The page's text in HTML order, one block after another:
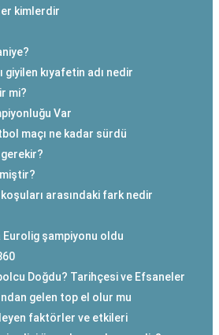
kimlerdir
giyilen kıyafetin adı nedir
mi?
Var
maçı ne kadar sürdü
arasındaki fark nedir
şampiyonu oldu
Doğdu? Tarihçesi ve Efsaneler
gelen top el olur mu
faktörler ve etkileri